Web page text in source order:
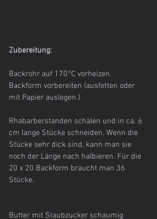
Zubereitung:
Backrohr auf 170°C vorheizen.
Backform vorbereiten (ausfetten oder
mit Papier auslegen.)
Rhabarberstanden schälen und in ca. 6
cm lange Stücke schneiden. Wenn die
Stücke sehr dick sind, kann man sie
noch der Länge nach halbieren. Für die
20 x 20 Backform braucht man 36
Stücke.
Butter mit Staubzucker schaumig